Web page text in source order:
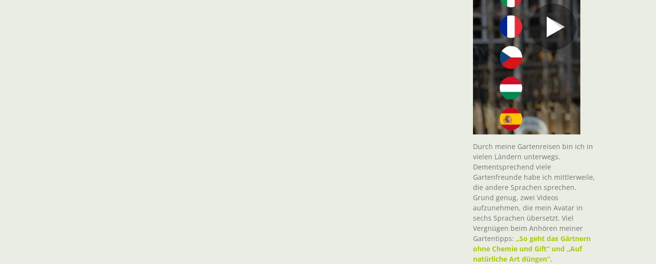
Durch meine Gartenreisen bin ich in
vielen Ländern unterwegs.
Dementsprechend viele
Gartenfreunde habe ich mittlerweile,
die andere Sprachen sprechen.
Grund genug, zwei Videos
aufzunehmen, die mein Avatar in
sechs Sprachen übersetzt. Viel
Vergnügen beim Anhören meiner
Gartentipps: „So geht das Gärtnern
ohne Chemie und Gift“ und „Auf
natürliche Art düngen“.